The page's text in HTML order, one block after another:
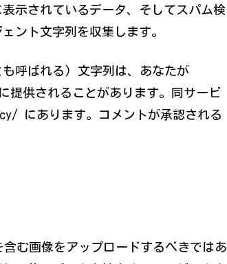
示されているデータ、そしてスパム検
ント文字列を収集します。
呼ばれる) 文字列は、あなたが
提供されることがあります。同サービ
にあります。コメントが承認される
む画像をアップロードするべきではあ